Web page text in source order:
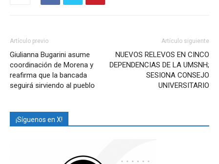
Artículo previo
Giulianna Bugarini asume
coordinación de Morena y
reafirma que la bancada
seguirá sirviendo al pueblo
Artículo siguiente
NUEVOS RELEVOS EN CINCO
DEPENDENCIAS DE LA UMSNH;
SESIONA CONSEJO
UNIVERSITARIO
¡Síguenos en X!